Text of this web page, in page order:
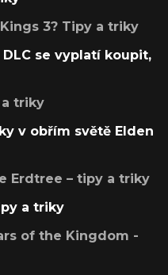
3? Tipy a triky
se vyplatí koupit,
triky
v obřím světě Elden
Erdtree – tipy a triky
a triky
of the Kingdom -